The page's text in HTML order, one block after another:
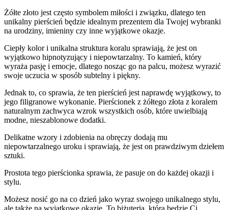
Żółte złoto jest często symbolem miłości i związku, dlatego ten
unikalny pierścień będzie idealnym prezentem dla Twojej wybranki
na urodziny, imieniny czy inne wyjątkowe okazje.
Ciepły kolor i unikalna struktura koralu sprawiają, że jest on
wyjątkowo hipnotyzujący i niepowtarzalny. To kamień, który
wyraża pasję i emocje, dlatego nosząc go na palcu, możesz wyrazić
swoje uczucia w sposób subtelny i piękny.
Jednak to, co sprawia, że ten pierścień jest naprawdę wyjątkowy, to
jego filigranowe wykonanie. Pierścionek z żółtego złota z koralem
naturalnym zachwyca wzrok wszystkich osób, które uwielbiają
modne, nieszablonowe dodatki.
Delikatne wzory i zdobienia na obręczy dodają mu
niepowtarzalnego uroku i sprawiają, że jest on prawdziwym dziełem
sztuki.
Prostota tego pierścionka sprawia, że pasuje on do każdej okazji i
stylu.
Możesz nosić go na co dzień jako wyraz swojego unikalnego stylu,
ale także na wyjątkowe okazje. To biżuteria, która będzie Ci